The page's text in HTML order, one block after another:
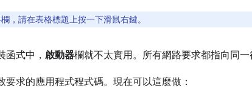
，請在表格標題上按一下滑鼠右鍵。
式中， 啟動器欄就不太實用。所有網路要求都指向同一
求的應用程式程式碼。現在可以這麼做：